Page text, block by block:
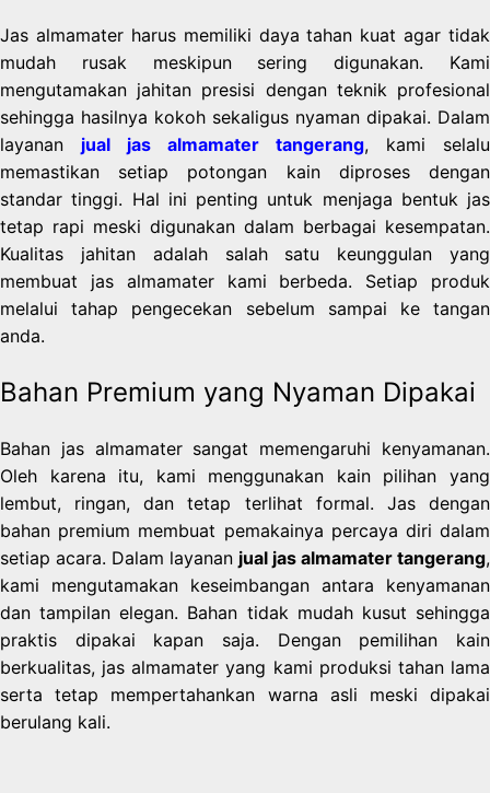
Jas almamater harus memiliki daya tahan kuat agar tidak
mudah rusak meskipun sering digunakan. Kami
mengutamakan jahitan presisi dengan teknik profesional
sehingga hasilnya kokoh sekaligus nyaman dipakai. Dalam
layanan jual jas almamater tangerang, kami selalu
memastikan setiap potongan kain diproses dengan
standar tinggi. Hal ini penting untuk menjaga bentuk jas
tetap rapi meski digunakan dalam berbagai kesempatan.
Kualitas jahitan adalah salah satu keunggulan yang
membuat jas almamater kami berbeda. Setiap produk
melalui tahap pengecekan sebelum sampai ke tangan
anda.
Bahan Premium yang Nyaman Dipakai
Bahan jas almamater sangat memengaruhi kenyamanan.
Oleh karena itu, kami menggunakan kain pilihan yang
lembut, ringan, dan tetap terlihat formal. Jas dengan
bahan premium membuat pemakainya percaya diri dalam
setiap acara. Dalam layanan jual jas almamater tangerang,
kami mengutamakan keseimbangan antara kenyamanan
dan tampilan elegan. Bahan tidak mudah kusut sehingga
praktis dipakai kapan saja. Dengan pemilihan kain
berkualitas, jas almamater yang kami produksi tahan lama
serta tetap mempertahankan warna asli meski dipakai
berulang kali.